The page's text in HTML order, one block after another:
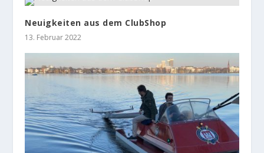
Neuigkeiten aus dem ClubShop
13. Februar 2022